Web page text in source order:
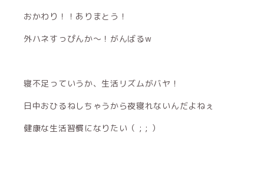
おかわり！！ありまとう！
外ハネすっぴんか〜！がんばるw
寝不足っていうか、生活リズムがバヤ！
日中おひるねしちゃうから夜寝れないんだよねぇ
健康な生活習慣になりたい（ ; ; ）